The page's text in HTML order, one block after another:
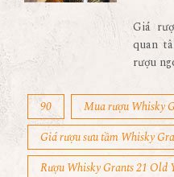
Giá
quan
rượu
90
Mua rượu Whisky
Giá rượu sưu tầm Whisky
Rượu Whisky Grants 21 Old